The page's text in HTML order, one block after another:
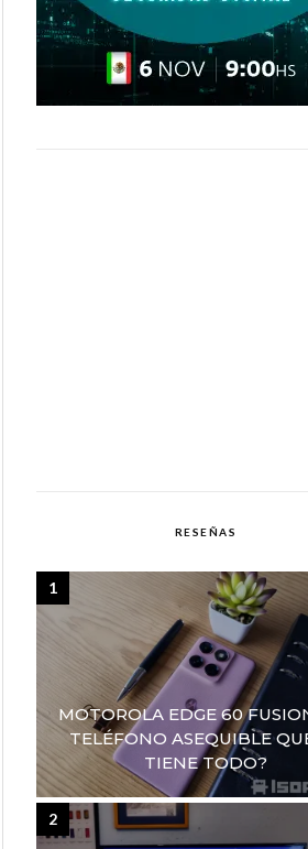
RESEÑAS
MOTOROLA EDGE 60
TELÉFONO ASEQUIBLE
TIENE TODO?
1
2